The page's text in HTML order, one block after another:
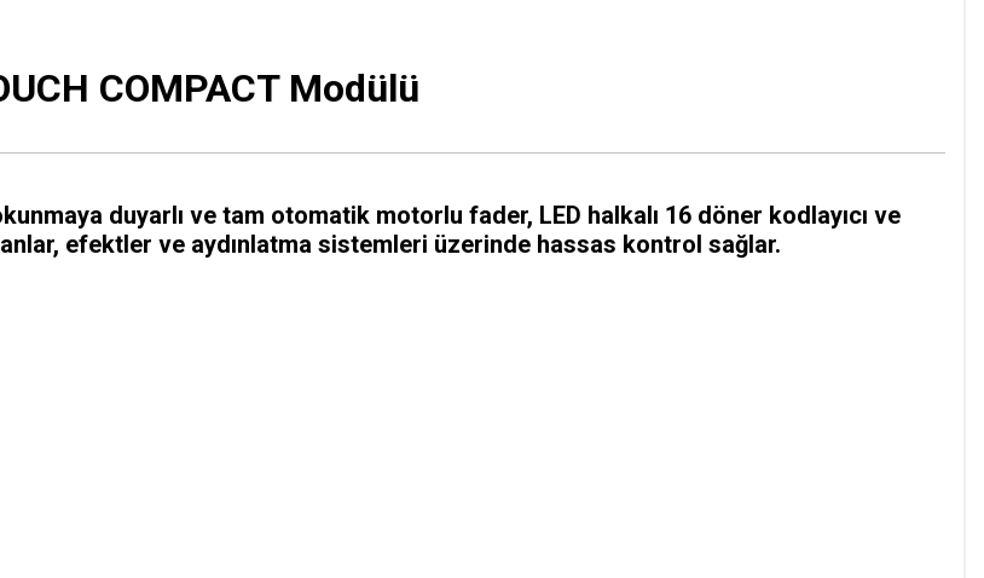
COMPACT Modülü
duyarlı ve tam otomatik motorlu fader, LED halkalı 16 döner kodlayıcı ve
efektler ve aydınlatma sistemleri üzerinde hassas kontrol sağlar.